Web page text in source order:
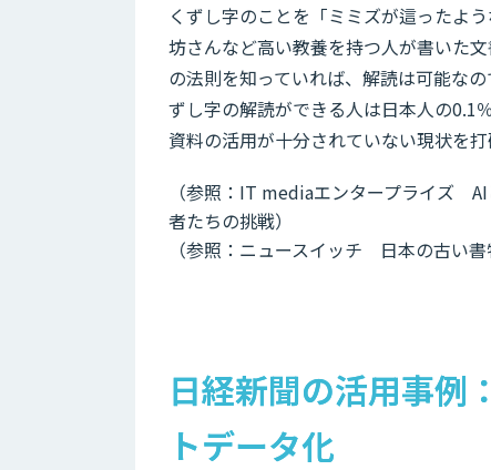
くずし字のことを「ミミズが這ったよ
坊さんなど高い教養を持つ人が書いた
の法則を知っていれば、解読は可能な
ずし字の解読ができる人は日本人の0.1
資料の活用が十分されていない現状を
（参照：IT mediaエンタープライズ AI
者たちの挑戦）
（参照：ニュースイッチ 日本の古い書
日経新聞の活用事例
トデータ化